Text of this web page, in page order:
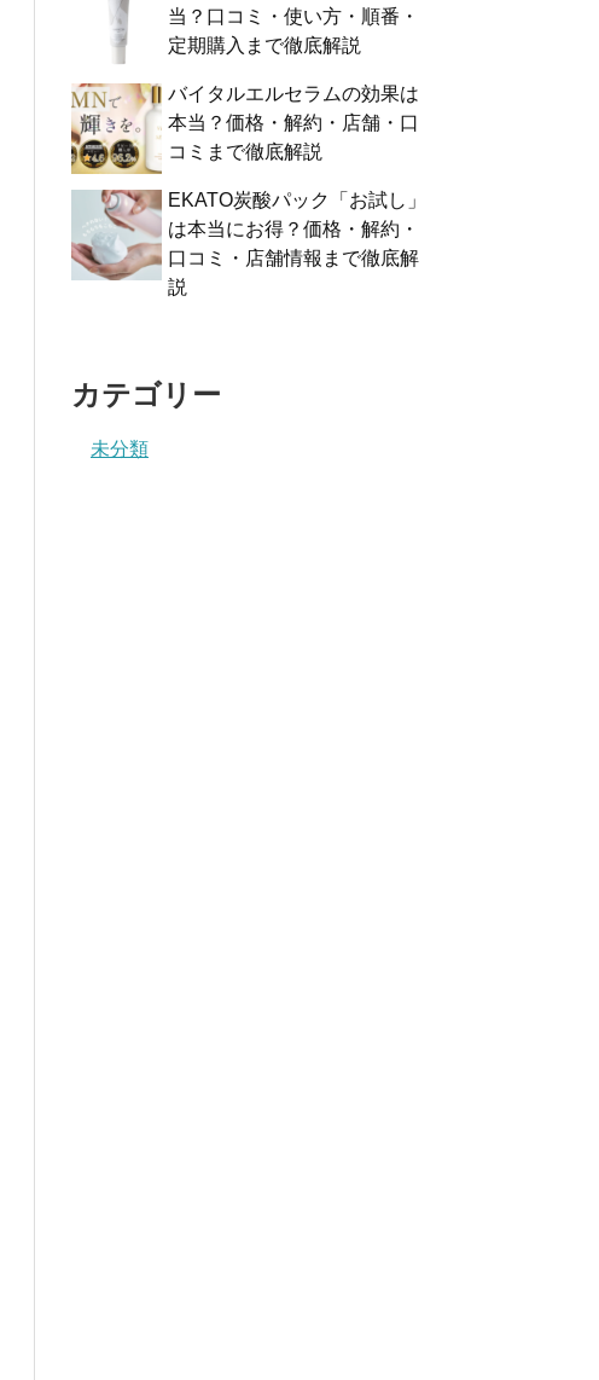
当？口コミ・使い方・順番・
定期購入まで徹底解説
バイタルエルセラムの効果は
本当？価格・解約・店舗・口
コミまで徹底解説
EKATO炭酸パック「お試し」
は本当にお得？価格・解約・
口コミ・店舗情報まで徹底解
説
カテゴリー
未分類